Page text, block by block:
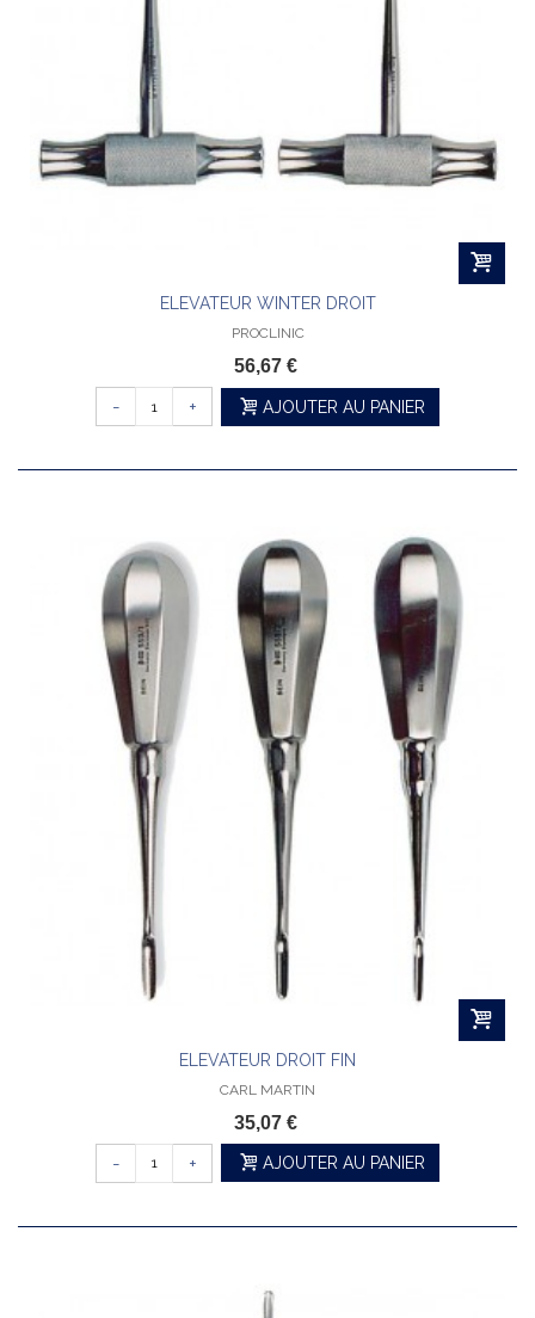
ELEVATEUR WINTER DROIT
PROCLINIC
56,67 €
- + AJOUTER AU PANIER
ELEVATEUR DROIT FIN
CARL MARTIN
35,07 €
- + AJOUTER AU PANIER